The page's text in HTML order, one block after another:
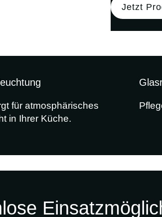
Jetzt
für atmosphärisches
in Ihrer Küche.
Echtstein